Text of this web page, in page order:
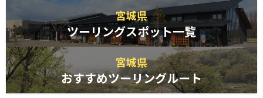
宮城県
ツーリングスポット一覧
宮城県
おすすめツーリングルート